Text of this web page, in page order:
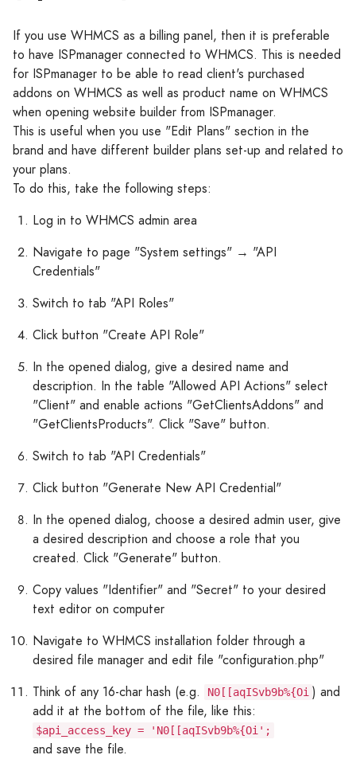
If you use WHMCS as a billing panel, then it is preferable
to have ISPmanager connected to WHMCS. This is needed
for ISPmanager to be able to read client's purchased
addons on WHMCS as well as product name on WHMCS
when opening website builder from ISPmanager.
This is useful when you use "Edit Plans" section in the
brand and have different builder plans set-up and related to
your plans.
To do this, take the following steps:
Log in to WHMCS admin area
Navigate to page "System settings" → "API
Credentials"
Switch to tab "API Roles"
Click button "Create API Role"
In the opened dialog, give a desired name and
description. In the table "Allowed API Actions" select
"Client" and enable actions "GetClientsAddons" and
"GetClientsProducts". Click "Save" button.
Switch to tab "API Credentials"
Click button "Generate New API Credential"
In the opened dialog, choose a desired admin user, give
a desired description and choose a role that you
created. Click "Generate" button.
Copy values "Identifier" and "Secret" to your desired
text editor on computer
Navigate to WHMCS installation folder through a
desired file manager and edit file "configuration.php"
Think of any 16-char hash (e.g.
N0[[aqISvb9b%{Oi ) and
add it at the bottom of the file, like this:
$api_access_key = 'N0[[aqISvb9b%{Oi';
and save the file.